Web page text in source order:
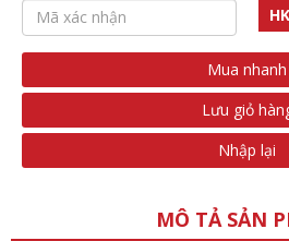
Mua nhanh
Lưu giỏ
Nhập lại
MÔ TẢ SẢN